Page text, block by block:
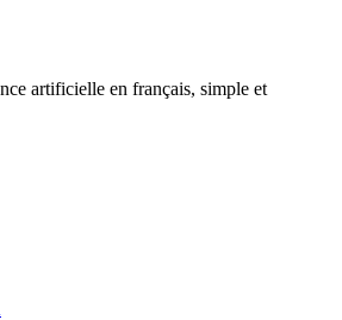
artificielle en français, simple et